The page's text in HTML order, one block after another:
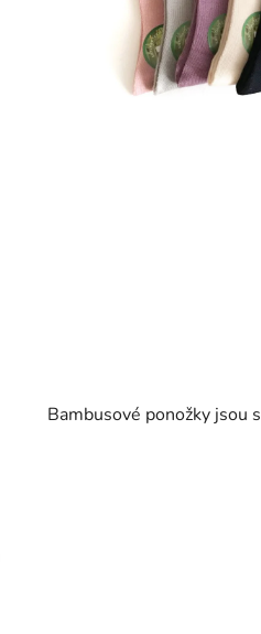
Bambusové ponožky jsou